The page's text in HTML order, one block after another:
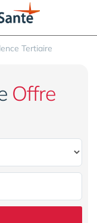
Tertiaire
Offre